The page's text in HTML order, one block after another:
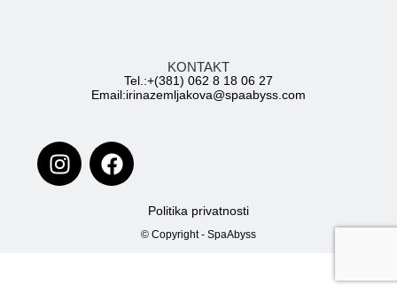
KONTAKT
Tel.:+(381) 062 8 18 06 27
Email:irinazemljakova@spaabyss.com
Politika privatnosti
© Copyright - SpaAbyss